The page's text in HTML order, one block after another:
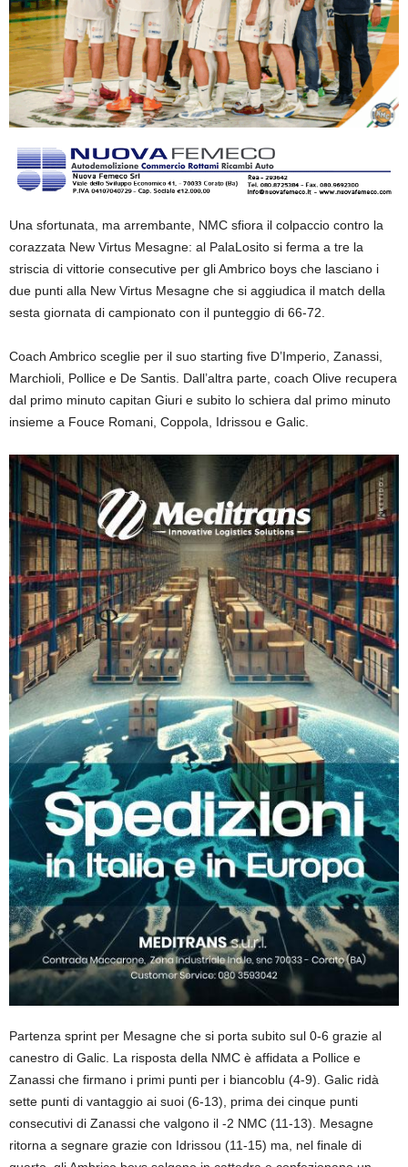
Una sfortunata, ma arrembante, NMC sfiora il colpaccio contro la
corazzata New Virtus Mesagne: al PalaLosito si ferma a tre la
striscia di vittorie consecutive per gli Ambrico boys che lasciano i
due punti alla New Virtus Mesagne che si aggiudica il match della
sesta giornata di campionato con il punteggio di 66-72.
Coach Ambrico sceglie per il suo starting five D’Imperio, Zanassi,
Marchioli, Pollice e De Santis. Dall’altra parte, coach Olive recupera
dal primo minuto capitan Giuri e subito lo schiera dal primo minuto
insieme a Fouce Romani, Coppola, Idrissou e Galic.
Partenza sprint per Mesagne che si porta subito sul 0-6 grazie al
canestro di Galic. La risposta della NMC è affidata a Pollice e
Zanassi che firmano i primi punti per i biancoblu (4-9). Galic ridà
sette punti di vantaggio ai suoi (6-13), prima dei cinque punti
consecutivi di Zanassi che valgono il -2 NMC (11-13). Mesagne
ritorna a segnare grazie con Idrissou (11-15) ma, nel finale di